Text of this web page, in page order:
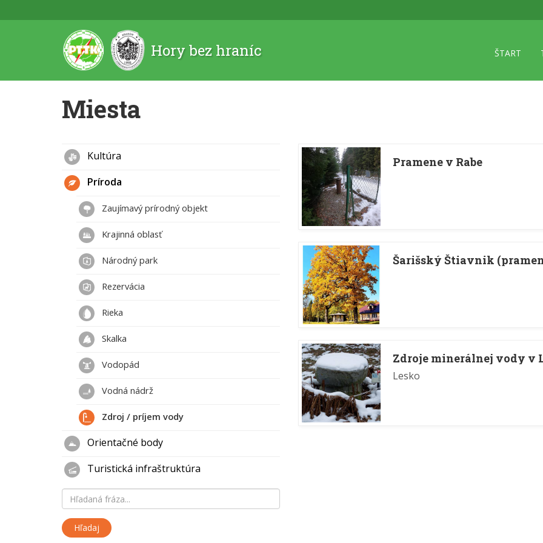
Hory bez hraníc ŠTART
Miesta
Pramene v Rabe
Šarišský Štiavnik
Zdroje minerálnej vody v
Lesko
Kultúra
Príroda
Zaujímavý prírodný objekt
Krajinná oblasť
Národný park
Rezervácia
Rieka
Skalka
Vodopád
Vodná nádrž
Zdroj / príjem vody
Orientačné body
Turistická infraštruktúra